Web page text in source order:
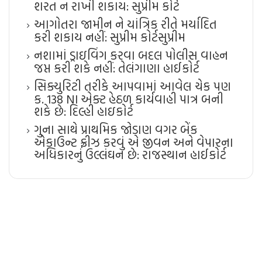
શરત ન રાખી શકાય: સુપ્રીમ કોર્ટ
આગોતરા જામીન ને યાંત્રિક રીતે મર્યાદિત
કરી શકાય નહીં: સુપ્રીમ કોર્ટ​સુપ્રીમ
નશામાં ડ્રાઇવિંગ કરવા બદલ પોલીસ વાહન
જપ્ત કરી શકે નહીં: તેલંગાણા હાઈકોર્ટ
સિક્યુરિટી તરીકે આપવામાં આવેલ ચેક પણ
ક. 138 NI એક્ટ હેઠળ કાર્યવાહી પાત્ર બની
શકે છે: દિલ્હી હાઇકોર્ટ
ગુના સાથે પ્રાથમિક જોડાણ વગર બેંક
એકાઉન્ટ ફ્રીઝ કરવું એ જીવન અને વેપારના
અધિકારનું ઉલ્લંઘન છે: રાજસ્થાન હાઈકોર્ટ